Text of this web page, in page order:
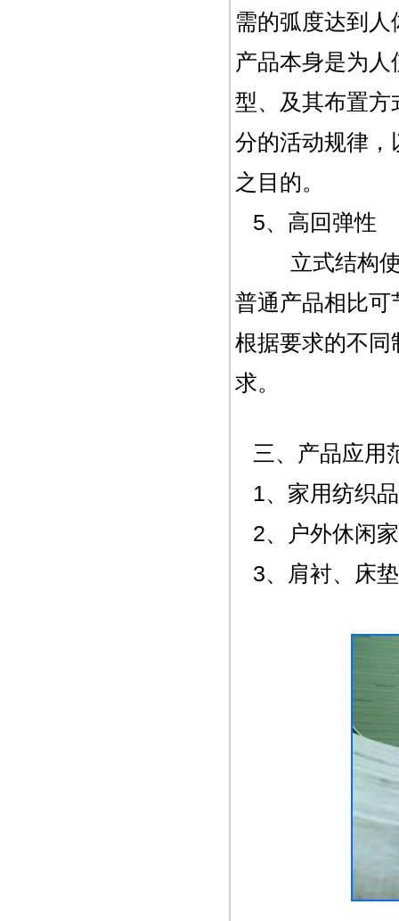
需的弧度达到
产品本身是为
型、及其布置方
分的活动规律，
之目的。
5、高回弹性
立式结构使
普通产品相比可
根据要求的不同
求。
三、产品应用
1、家用纺织
2、户外休闲
3、肩衬、床